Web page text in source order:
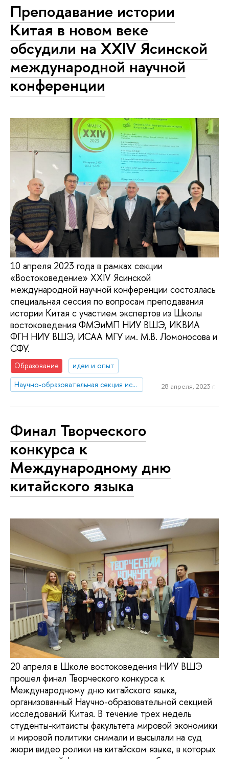
Преподавание истории
Китая в новом веке
обсудили на XXIV Ясинской
международной научной
конференции
10 апреля 2023 года в рамках секции
«Востоковедение» XXIV Ясинской
международной научной конференции состоялась
специальная сессия по вопросам преподавания
истории Китая с участием экспертов из Школы
востоковедения ФМЭиМП НИУ ВШЭ, ИКВИА
ФГН НИУ ВШЭ, ИСАА МГУ им. М.В. Ломоносова и
СФУ.
Образование
идеи и опыт
Научно-образовательная секция исследований Китая
28 апреля, 2023 г.
Финал Творческого
конкурса к
Международному дню
китайского языка
20 апреля в Школе востоковедения НИУ ВШЭ
прошел финал Творческого конкурса к
Международному дню китайского языка,
организованный Научно-образовательной секцией
исследований Китая. В течение трех недель
студенты-китаисты факультета мировой экономики
и мировой политики снимали и высылали на суд
жюри видео ролики на китайском языке, в которых